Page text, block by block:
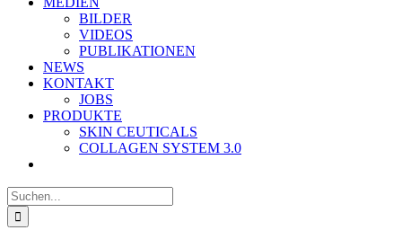
BILDER
VIDEOS
PUBLIKATIONEN
NEWS
KONTAKT
JOBS
PRODUKTE
SKIN CEUTICALS
COLLAGEN SYSTEM 3.0
Suche
nach: